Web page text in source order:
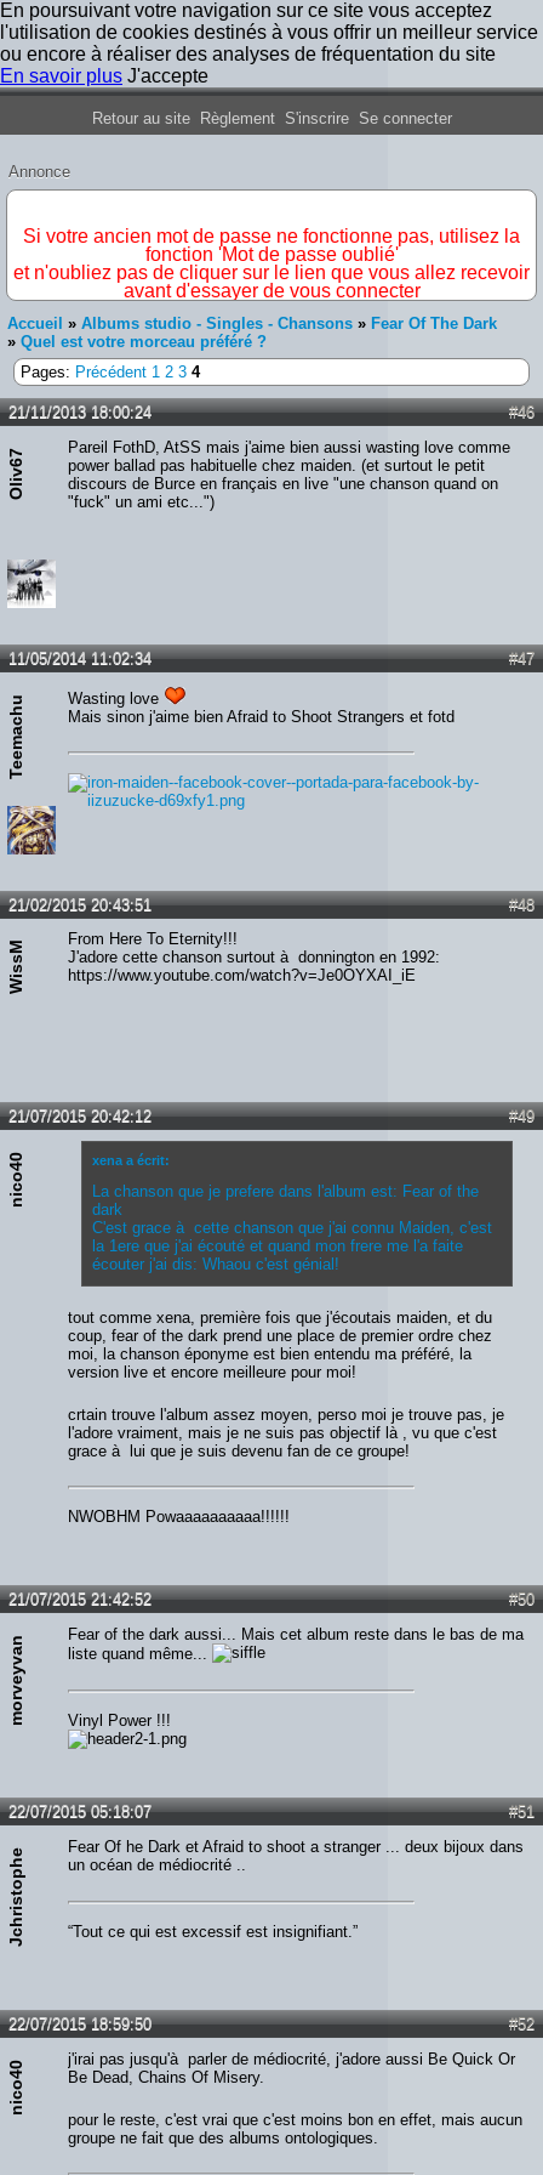
En poursuivant votre navigation sur ce site vous acceptez
l'utilisation de cookies destinés à vous offrir un meilleur service
ou encore à réaliser des analyses de fréquentation du site
En savoir plus J'accepte
Forum Iron Maiden France
Retour au site Règlement S'inscrire Se connecter
Annonce
Si votre ancien mot de passe ne fonctionne pas, utilisez la
fonction 'Mot de passe oublié'
et n'oubliez pas de cliquer sur le lien que vous allez recevoir
avant d'essayer de vous connecter
Accueil » Albums studio - Singles - Chansons » Fear Of The Dark
» Quel est votre morceau préféré ?
Pages: Précédent 1 2 3 4
#46
21/11/2013 18:00:24
Oliv67
Pareil FothD, AtSS mais j'aime bien aussi wasting love comme
power ballad pas habituelle chez maiden. (et surtout le petit
discours de Burce en français en live "une chanson quand on
"fuck" un ami etc...")
#47
11/05/2014 11:02:34
Teemachu
Wasting love
Mais sinon j'aime bien Afraid to Shoot Strangers et fotd
#48
21/02/2015 20:43:51
WissM
From Here To Eternity!!!
J'adore cette chanson surtout à donnington en 1992:
https://www.youtube.com/watch?v=Je0OYXAI_iE
#49
21/07/2015 20:42:12
nico40 xena a écrit:
La chanson que je prefere dans l'album est: Fear of the
dark
C'est grace à cette chanson que j'ai connu Maiden, c'est
la 1ere que j'ai écouté et quand mon frere me l'a faite
écouter j'ai dis: Whaou c'est génial!
tout comme xena, première fois que j'écoutais maiden, et du
coup, fear of the dark prend une place de premier ordre chez
moi, la chanson éponyme est bien entendu ma préféré, la
version live et encore meilleure pour moi!
crtain trouve l'album assez moyen, perso moi je trouve pas, je
l'adore vraiment, mais je ne suis pas objectif là , vu que c'est
grace à lui que je suis devenu fan de ce groupe!
NWOBHM Powaaaaaaaaaa!!!!!!
#50
21/07/2015 21:42:52
morveyvan
Fear of the dark aussi... Mais cet album reste dans le bas de ma
liste quand même...
Vinyl Power !!!
#51
22/07/2015 05:18:07
Jchristophe
Fear Of he Dark et Afraid to shoot a stranger ... deux bijoux dans
un océan de médiocrité ..
“Tout ce qui est excessif est insignifiant.”
#52
22/07/2015 18:59:50
nico40
j'irai pas jusqu'à parler de médiocrité, j'adore aussi Be Quick Or
Be Dead, Chains Of Misery.
pour le reste, c'est vrai que c'est moins bon en effet, mais aucun
groupe ne fait que des albums ontologiques.